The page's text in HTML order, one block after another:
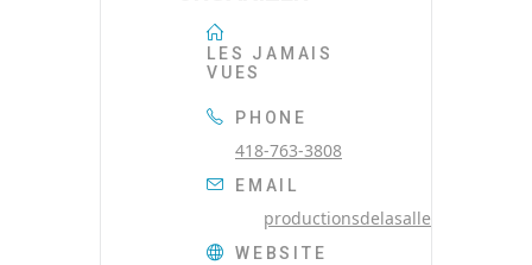
LES JAMAIS
VUES
PHONE
418-763-3808
EMAIL
WEBSITE